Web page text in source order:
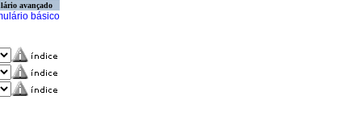
avançado
básico